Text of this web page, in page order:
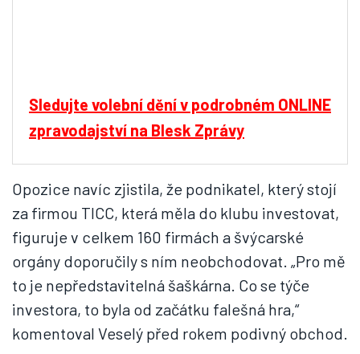
Sledujte volební dění v podrobném ONLINE
zpravodajství na Blesk Zprávy
Opozice navíc zjistila, že podnikatel, který stojí
za firmou TICC, která měla do klubu investovat,
figuruje v celkem 160 firmách a švýcarské
orgány doporučily s ním neobchodovat. „Pro mě
to je nepředstavitelná šaškárna. Co se týče
investora, to byla od začátku falešná hra,“
komentoval Veselý před rokem podivný obchod.